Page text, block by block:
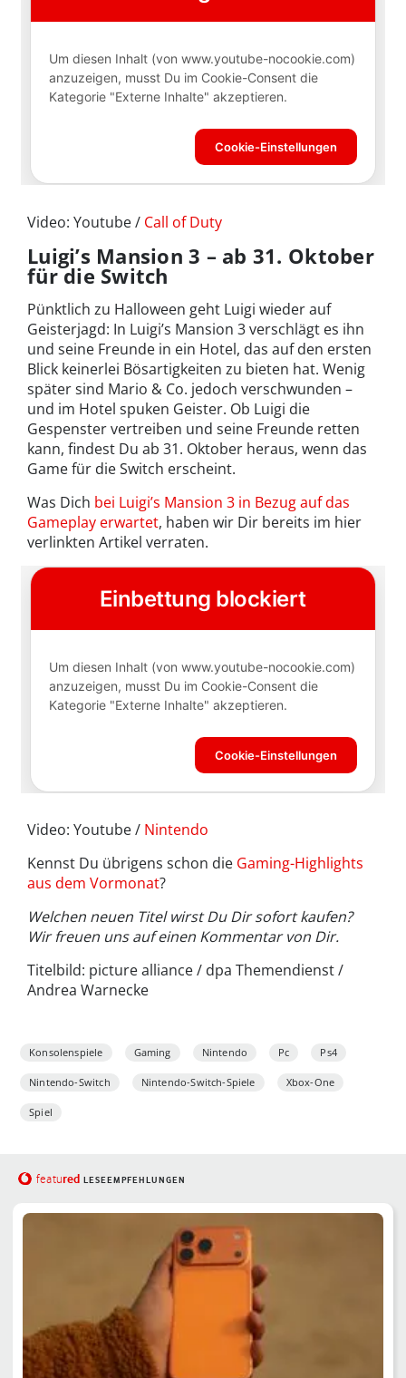
Video: Youtube / Call of Duty
Luigi’s Mansion 3 – ab 31. Oktober
für die Switch
Pünktlich zu Halloween geht Luigi wieder auf
Geisterjagd: In Luigi’s Mansion 3 verschlägt es ihn
und seine Freunde in ein Hotel, das auf den ersten
Blick keinerlei Bösartigkeiten zu bieten hat. Wenig
später sind Mario & Co. jedoch verschwunden –
und im Hotel spuken Geister. Ob Luigi die
Gespenster vertreiben und seine Freunde retten
kann, findest Du ab 31. Oktober heraus, wenn das
Game für die Switch erscheint.
Was Dich bei Luigi’s Mansion 3 in Bezug auf das
Gameplay erwartet, haben wir Dir bereits im hier
verlinkten Artikel verraten.
Video: Youtube / Nintendo
Kennst Du übrigens schon die Gaming-Highlights
aus dem Vormonat?
Welchen neuen Titel wirst Du Dir sofort kaufen?
Wir freuen uns auf einen Kommentar von Dir.
Titelbild: picture alliance / dpa Themendienst /
Andrea Warnecke
Konsolenspiele Gaming Nintendo Pc Ps4
Nintendo-Switch Nintendo-Switch-Spiele Xbox-One
Spiel
featured LESEEMPFEHLUNGEN